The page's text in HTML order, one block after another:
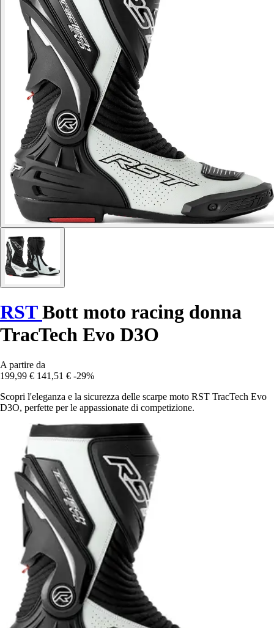
RSTBott moto racing donna
TracTech Evo D3O
A partire da
199,99 € 141,51 € -29%
Scopri l'eleganza e la sicurezza delle scarpe moto RST TracTech Evo
D3O, perfette per le appassionate di competizione.